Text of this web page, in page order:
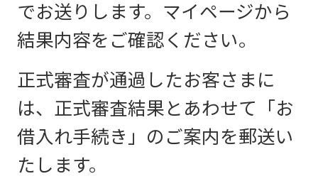
でお送りします。マイページから
結果内容をご確認ください。
正式審査が通過したお客さまに
は、正式審査結果とあわせて「お
借入れ手続き」のご案内を郵送い
たします。